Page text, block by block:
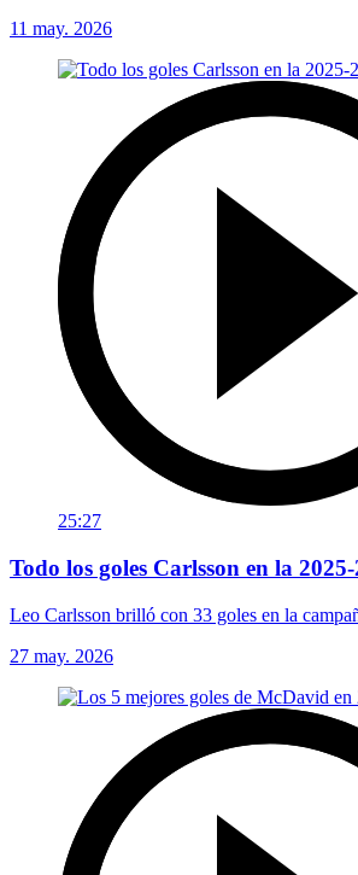
11 may. 2026
25:27
Todo los goles Carlsson en la 2025-
Leo Carlsson brilló con 33 goles en la
27 may. 2026